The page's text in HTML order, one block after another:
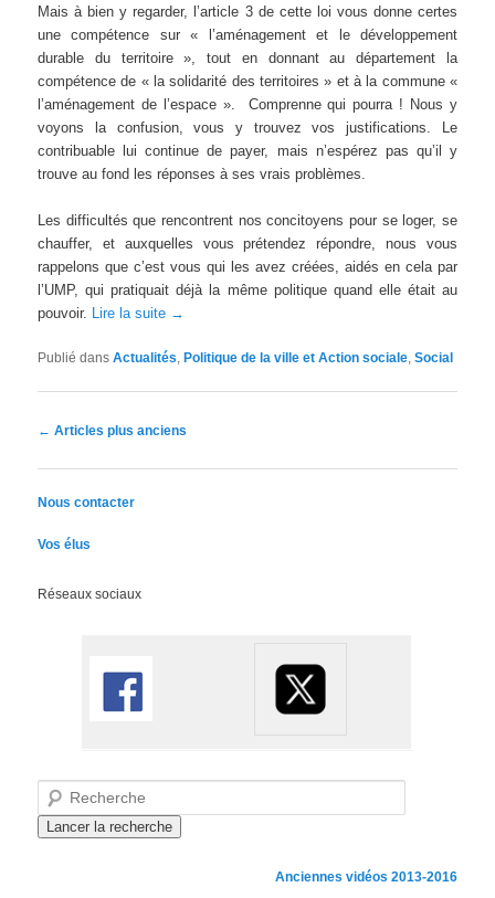
Mais à bien y regarder, l’article 3 de cette loi vous donne certes
une compétence sur « l’aménagement et le développement
durable du territoire », tout en donnant au département la
compétence de « la solidarité des territoires » et à la commune «
l’aménagement de l’espace ». Comprenne qui pourra ! Nous y
voyons la confusion, vous y trouvez vos justifications. Le
contribuable lui continue de payer, mais n’espérez pas qu’il y
trouve au fond les réponses à ses vrais problèmes.
Les difficultés que rencontrent nos concitoyens pour se loger, se
chauffer, et auxquelles vous prétendez répondre, nous vous
rappelons que c’est vous qui les avez créées, aidés en cela par
l’UMP, qui pratiquait déjà la même politique quand elle était au
pouvoir. Lire la suite →
Publié dans Actualités, Politique de la ville et Action sociale,Social
Navigation des articles
← Articles plus anciens
Nous contacter
Vos élus
Réseaux sociaux
Recherche
Anciennes vidéos 2013-2016